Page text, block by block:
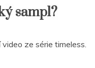
sampl?
ze série timeless.